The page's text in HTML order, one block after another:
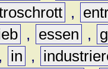
,
, essen ,
, in ,